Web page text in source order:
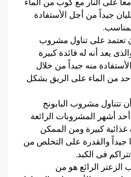
جيداً من أجل الأستفادة
تعتمد على تناول مشروب
يعد أنه له فائدة كبيرة
منه جيداً من خلال
من الماء على الريق بشكل
تتناول مشروب البابونج
أحد أشهر المشروبات الرائعة
غذائية كبيرة ومن الممكن
جيداً والقدرة على التخلص من
فى الكبد.
الرائع هو من